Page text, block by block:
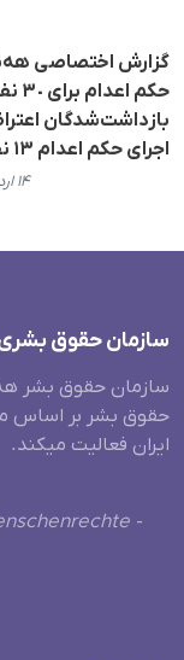
گزارش اختصاصی
حکم
بازداشت‌شدگان
اجرای حکم اعدام ١٣ نفر از آنها
۱۴ اردیبهشت ۱۴۰۵، ۲۲:۵۴
سازمان حقوق
سازمان حقوق بشر
حقوق بشر بر اساس
ایران فعالیت میکند.
-